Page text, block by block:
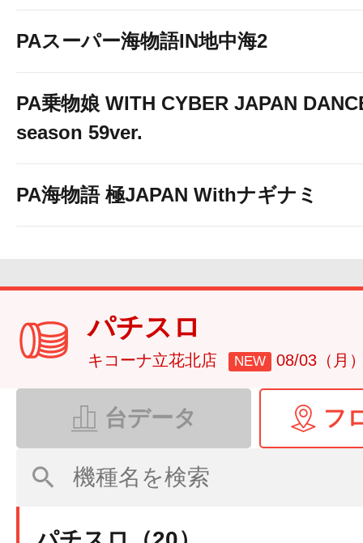
PAスーパー海物語IN地中海2
PA乗物娘 WITH CYBER JAPAN
season 59ver.
PA海物語 極JAPAN Withナギナミ
パチスロ
キコーナ立花北店 NEW 08/03（月
台データ フ